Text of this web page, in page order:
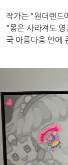
작가는 "원더랜드
"몸은 사라져도
국 아름다움 안에